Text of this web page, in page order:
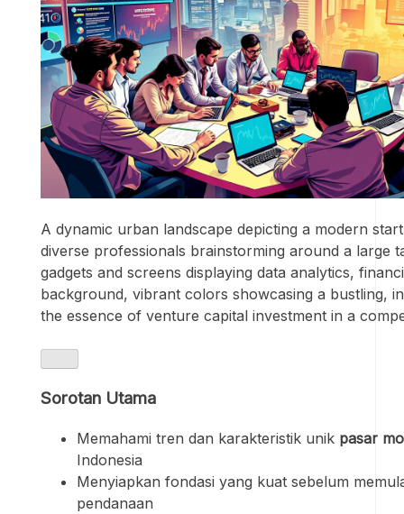
A dynamic urban landscape depicting a modern
diverse professionals brainstorming around a large
gadgets and screens displaying data analytics,
background, vibrant colors showcasing a bustling,
the essence of venture capital investment in a
Sorotan Utama
Memahami tren dan karakteristik unik pasar
Indonesia
Menyiapkan fondasi yang kuat sebelum
pendanaan